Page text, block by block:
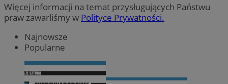
Więcej informacji na temat przysługujących Państwu
praw zawarliśmy w Polityce Prywatności.
Najnowsze
Popularne